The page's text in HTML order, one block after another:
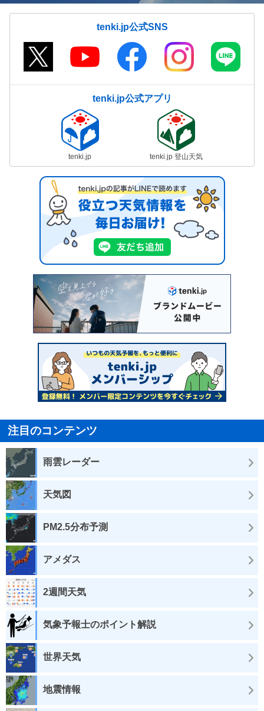
tenki.jp公式SNS
tenki.jp公式アプリ
tenki.jp tenki.jp 登山天気
注目のコンテンツ
雨雲レーダー
天気図
PM2.5分布予測
アメダス
2週間天気
気象予報士のポイント解説
世界天気
地震情報